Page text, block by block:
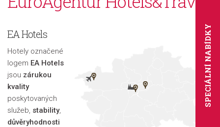
SPECIÁLNÍ NABÍDKY
EA Hotels
Hotely označené
logem EA Hotels
jsou zárukou
kvality
poskytovaných
služeb, stability,
důvěryhodnosti